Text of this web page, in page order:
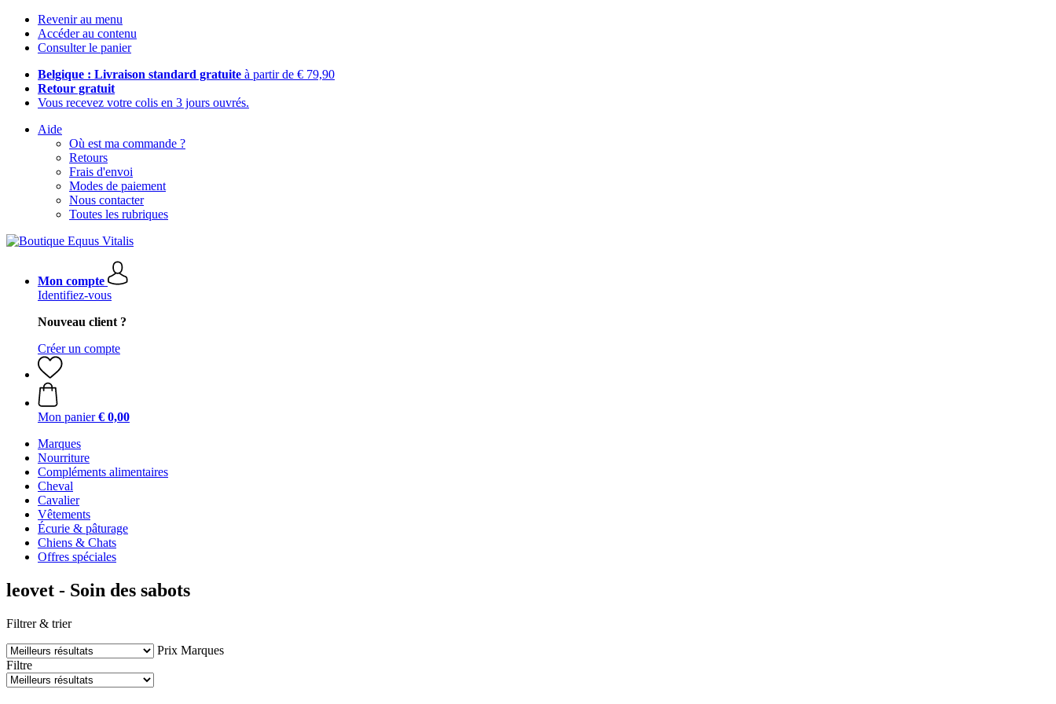
Revenir au menu
Accéder au contenu
Consulter le panier
Belgique : Livraison standard gratuite à partir de € 79,90
Retour gratuit
Vous recevez votre colis en 3 jours ouvrés.
Aide
Où est ma commande ?
Retours
Frais d'envoi
Modes de paiement
Nous contacter
Toutes les rubriques
Mon compte
Identifiez-vous
Nouveau client ?
Créer un compte
Mon panier € 0,00
Marques
Nourriture
Compléments alimentaires
Cheval
Cavalier
Vêtements
Écurie & pâturage
Chiens & Chats
Offres spéciales
leovet - Soin des sabots
Filtrer & trier
Prix Marques
Filtre